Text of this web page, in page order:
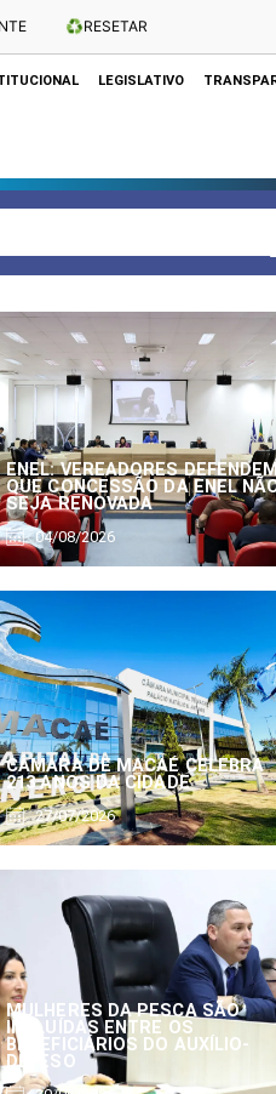
♻️RESETAR
das Sessões: Terças e Quartas
LEGISLATIVO
ENEL: VEREADORES
QUE CONCESSÃO DA ENEL
SEJA RENOVADA
04/08/2026
CÂMARA DE MACAÉ CELEBRA
213 ANOS DA CIDADE
27/07/2026
MULHERES DA PESCA SÃO
INCLUÍDAS ENTRE OS
BENEFICIÁRIOS DO AUXÍLIO-
DEFESO